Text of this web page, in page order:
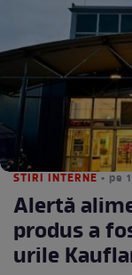
STIRI INTERNE • pe
Alertă
produs a
urile